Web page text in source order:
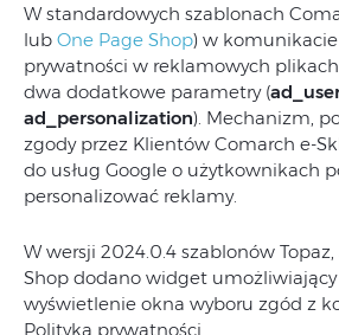
W standardowych szablonach
lub One Page Shop) w
prywatności w reklamowych
dwa dodatkowe parametry (
ad_personalization). Mechanizm,
zgody przez Klientów Comarch e-
do usług Google o użytkownikach
personalizować reklamy.
W wersji 2024.0.4 szablonów
Shop dodano widget
wyświetlenie okna wyboru zgód z
Polityka prywatności.